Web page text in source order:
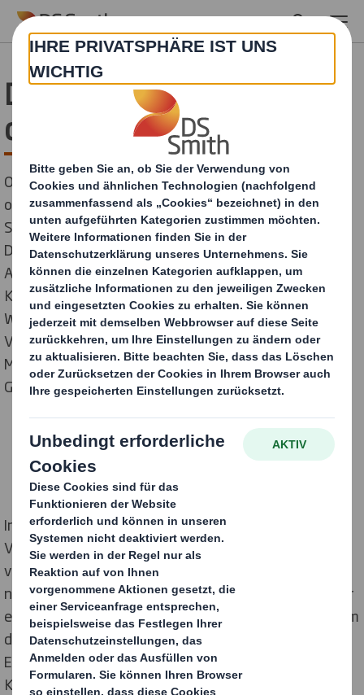
Skip to main content
DS Smith erfolgreich in
der Schweiz
Ob kreative Absatzförderung im stationären Handel
oder innovative Versandverpackung im E-Commerce:
Stets haben die Display- und Packaging Strategen von
DS Smith den ganzheitlichen Lieferkreislauf im Blick.
Am Ende steht eine perfekt auf die Anforderung des
Kunden abgestimmte Lösung, die überzeugende
Wertschöpfung generiert. Das beweisen auch die
Verpackungslösungen, die DS Smith für den Luzerner
Milchverarbeiter Emmi sowie das Schweizer
Großhandelsunternehmen Antalis entwickelt hat.
In der Schweiz ist der internationale Display- und
Verpackungsspezialist DS Smith seit über 20 Jahren
vertreten. Am Standort in Oftringen befindet sich
neben modernsten Produktionsanlagen auch eines der
europäischen PackRight Centren des Unternehmens. Im
direkten Austausch mit den Ansprechpartnern aus
Einkauf, Produktion, Vertrieb und Marketing des
Kunden entwickelt DS Smith hier innovative Display-